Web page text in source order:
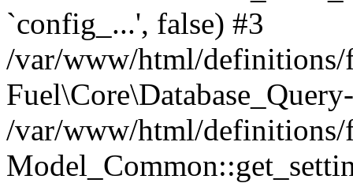
`config_...', false) #3
/var/www/html/definitions/
/var/www/html/definitions/